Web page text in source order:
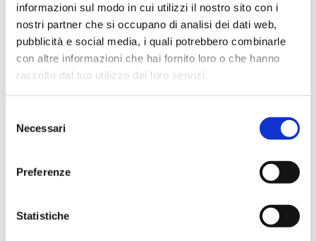
informazioni sul modo in cui utilizzi il nostro sito con i
nostri partner che si occupano di analisi dei dati web,
pubblicità e social media, i quali potrebbero combinarle
con altre informazioni che hai fornito loro o che hanno
raccolto dal tuo utilizzo dei loro servizi.
delNecessari
Preferenze
Statistiche
Acquista
Condividi
Indice